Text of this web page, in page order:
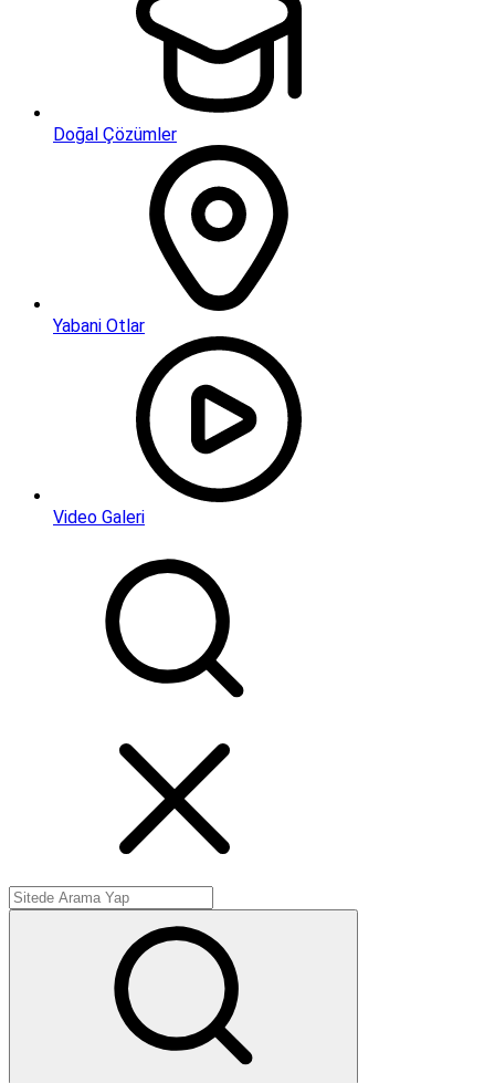
Doğal Çözümler
Yabani Otlar
Video Galeri